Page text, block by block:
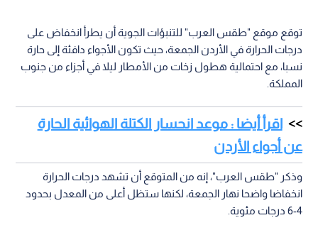
توقع موقع "طقس العرب" للتنبؤات الجوية أن يطرأ انخفاض على
درجات الحرارة في الأردن الجمعة، حيث تكون الأجواء دافئة إلى حارة
نسبا، مع احتمالية هطول زخات من الأمطار ليلا في أجزاء من جنوب
المملكة.
اقرأ أيضا : موعد انحسار الكتلة الهوائية الحارة
عن أجواء الأردن
وذكر "طقس العرب"، إنه من المتوقع أن تشهد درجات الحرارة
انخفاضا واضحا نهار الجمعة، لكنها ستظل أعلى من المعدل بحدود
4-6 درجات مئوية.